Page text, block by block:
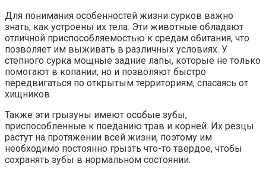
Для понимания особенностей жизни сурков важно
знать, как устроены их тела. Эти животные обладают
отличной приспособляемостью к средам обитания, что
позволяет им выживать в различных условиях. У
степного сурка мощные задние лапы, которые не только
помогают в копании, но и позволяют быстро
передвигаться по открытым территориям, спасаясь от
хищников.
Также эти грызуны имеют особые зубы,
приспособленные к поеданию трав и корней. Их резцы
растут на протяжении всей жизни, поэтому им
необходимо постоянно грызть что-то твердое, чтобы
сохранять зубы в нормальном состоянии.